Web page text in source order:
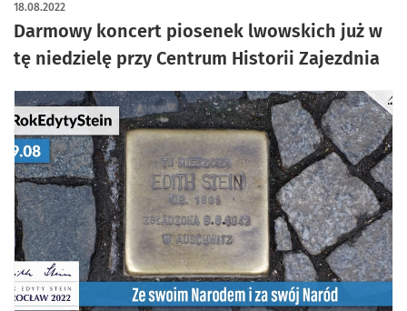
Darmowy koncert piosenek lwowskich już w
tę niedzielę przy Centrum Historii Zajezdnia
18.08.2022